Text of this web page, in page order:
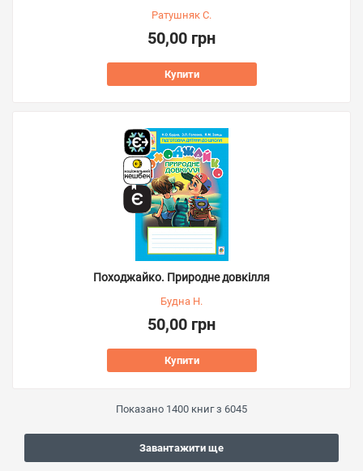
Ратушняк С.
50,00 грн
Купити
Походжайко. Природне довкілля
Будна Н.
50,00 грн
Купити
Показано 1400 книг з 6045
Завантажити ще